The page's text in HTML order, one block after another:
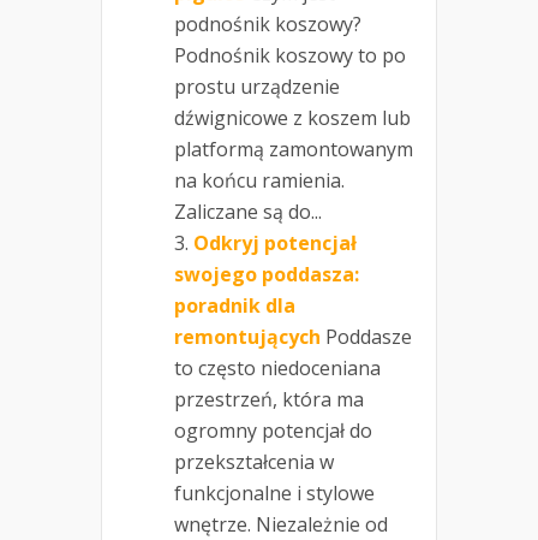
podnośnik koszowy?
Podnośnik koszowy to po
prostu urządzenie
dźwignicowe z koszem lub
platformą zamontowanym
na końcu ramienia.
Zaliczane są do...
Odkryj potencjał
swojego poddasza:
poradnik dla
remontujących Poddasze
to często niedoceniana
przestrzeń, która ma
ogromny potencjał do
przekształcenia w
funkcjonalne i stylowe
wnętrze. Niezależnie od